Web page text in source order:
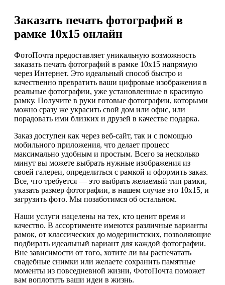
Заказать печать фотографий в
рамке 10х15 онлайн
ФотоПочта предоставляет уникальную возможность
заказать печать фотографий в рамке 10х15 напрямую
через Интернет. Это идеальный способ быстро и
качественно превратить ваши цифровые изображения в
реальные фотографии, уже установленные в красивую
рамку. Получите в руки готовые фотографии, которыми
можно сразу же украсить свой дом или офис, или
порадовать ими близких и друзей в качестве подарка.
Заказ доступен как через веб-сайт, так и с помощью
мобильного приложения, что делает процесс
максимально удобным и простым. Всего за несколько
минут вы можете выбрать нужные изображения из
своей галереи, определиться с рамкой и оформить заказ.
Все, что требуется — это выбрать желаемый тип рамки,
указать размер фотографии, в нашем случае это 10х15, и
загрузить фото. Мы позаботимся об остальном.
Наши услуги нацелены на тех, кто ценит время и
качество. В ассортименте имеются различные варианты
рамок, от классических до модернистских, позволяющие
подбирать идеальный вариант для каждой фотографии.
Вне зависимости от того, хотите ли вы распечатать
свадебные снимки или желаете сохранить памятные
моменты из повседневной жизни, ФотоПочта поможет
вам воплотить ваши идеи в жизнь.